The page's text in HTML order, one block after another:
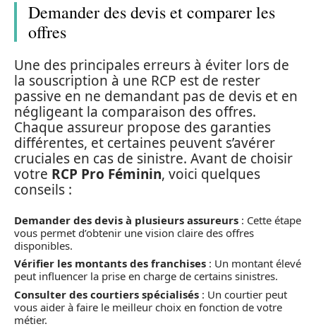
Demander des devis et comparer les
offres
Une des principales erreurs à éviter lors de
la souscription à une RCP est de rester
passive en ne demandant pas de devis et en
négligeant la comparaison des offres.
Chaque assureur propose des garanties
différentes, et certaines peuvent s’avérer
cruciales en cas de sinistre. Avant de choisir
votre RCP Pro Féminin, voici quelques
conseils :
Demander des devis à plusieurs assureurs : Cette étape
vous permet d’obtenir une vision claire des offres
disponibles.
Vérifier les montants des franchises : Un montant élevé
peut influencer la prise en charge de certains sinistres.
Consulter des courtiers spécialisés : Un courtier peut
vous aider à faire le meilleur choix en fonction de votre
métier.